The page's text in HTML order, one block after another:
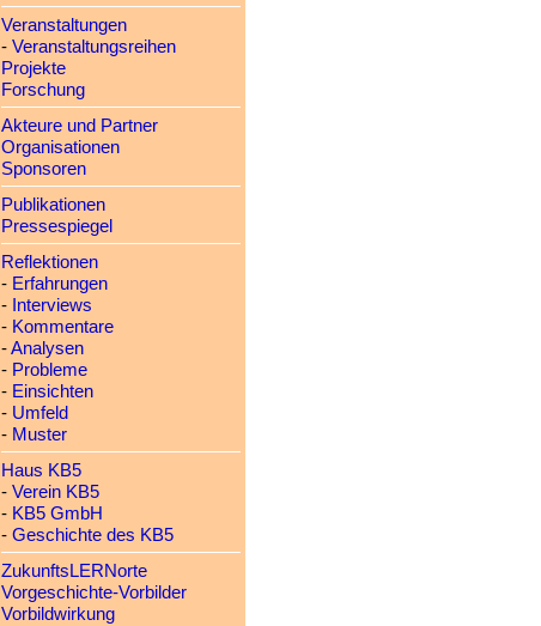
Veranstaltungen
- Veranstaltungsreihen
Projekte
Forschung
Akteure und Partner
Organisationen
Sponsoren
Publikationen
Pressespiegel
Reflektionen
- Erfahrungen
- Interviews
- Kommentare
-Analysen
- Probleme
- Einsichten
- Umfeld
- Muster
Haus KB5
- Verein KB5
- KB5 GmbH
- Geschichte des KB5
ZukunftsLERNorte
Vorgeschichte-Vorbilder
Vorbildwirkung